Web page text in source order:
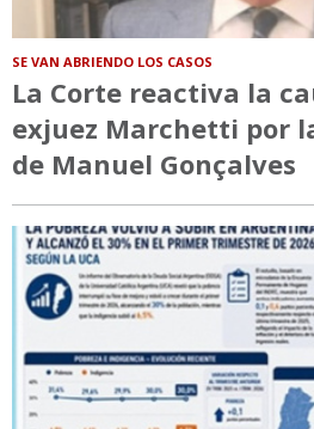
SE VAN ABRIENDO LOS CASOS
La Corte reactiva la
exjuez Marchetti por
de Manuel Gonçalves